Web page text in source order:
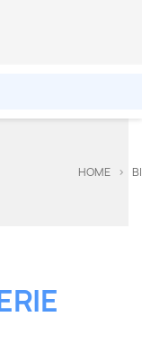
HOME